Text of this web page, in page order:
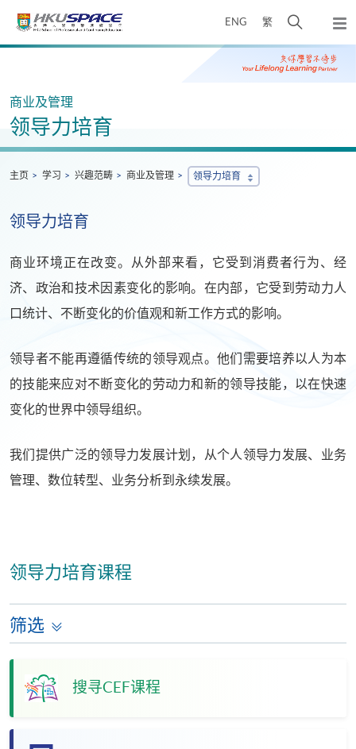
ENG 繁
开
搜
寻
弹
出
主
Main
商业及管理
领导力培育
主页 学习 兴趣范畴 商业及管理 领导力培育
领导力培育
商业环境正在改变。从外部来看，它受到消费者行为、经
济、政治和技术因素变化的影响。在内部，它受到劳动力人
口统计、不断变化的价值观和新工作方式的影响。
领导者不能再遵循传统的领导观点。他们需要培养以人为本
的技能来应对不断变化的劳动力和新的领导技能，以在快速
变化的世界中领导组织。
我们提供广泛的领导力发展计划，从个人领导力发展、业务
管理、数位转型、业务分析到永续发展。
领导力培育课程
筛选
搜寻CEF课程